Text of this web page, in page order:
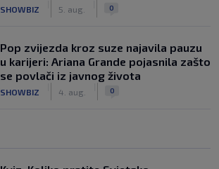
SHOWBIZ 5. aug. 0
Pop zvijezda kroz suze najavila pauzu
u karijeri: Ariana Grande pojasnila zašto
se povlači iz javnog života
SHOWBIZ 4. aug. 0